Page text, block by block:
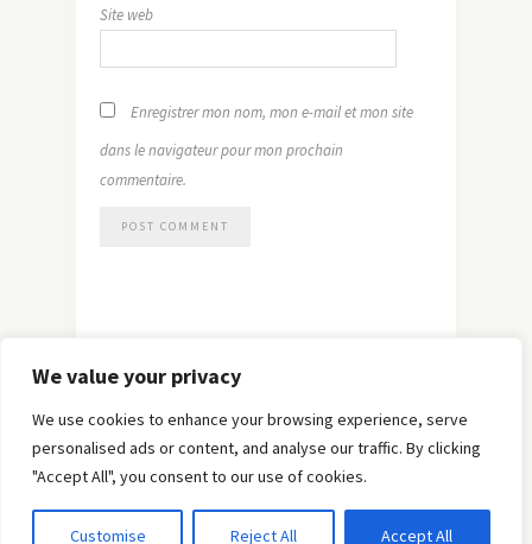
We value your privacy
We use cookies to enhance your browsing experience, serve
personalised ads or content, and analyse our traffic. By clicking
"Accept All", you consent to our use of cookies.
Customise Reject All Accept All
Site web
Enregistrer mon nom, mon e-mail et mon site
dans le navigateur pour mon prochain
commentaire.
© Copyright 2019 -Solo Pine. All Rights Reserved.